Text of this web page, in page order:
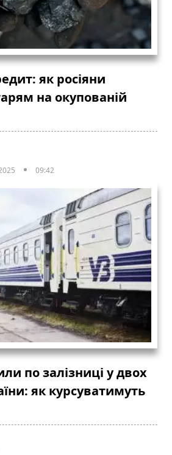
як росіяни
на окупованій
09:42
по залізниці у двох
як курсуватимуть